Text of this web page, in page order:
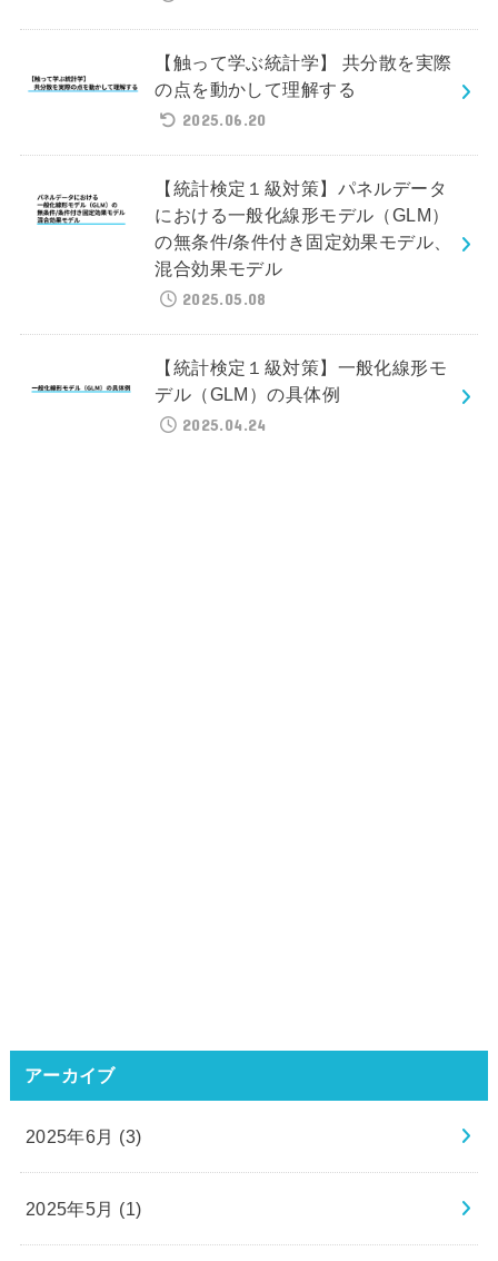
【触って学ぶ統計学】 共分散を実際
の点を動かして理解する
2025.06.20
【統計検定１級対策】パネルデータ
における一般化線形モデル（GLM）
の無条件/条件付き固定効果モデル、
混合効果モデル
2025.05.08
【統計検定１級対策】一般化線形モ
デル（GLM）の具体例
2025.04.24
アーカイブ
2025年6月 (3)
2025年5月 (1)